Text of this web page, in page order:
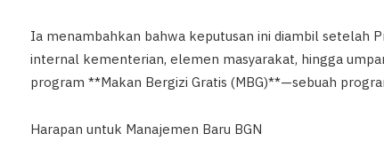
Ia menambahkan bahwa keputusan ini diambil setelah
internal kementerian, elemen masyarakat, hingga
program **Makan Bergizi Gratis (MBG)**—sebuah
Harapan untuk Manajemen Baru BGN